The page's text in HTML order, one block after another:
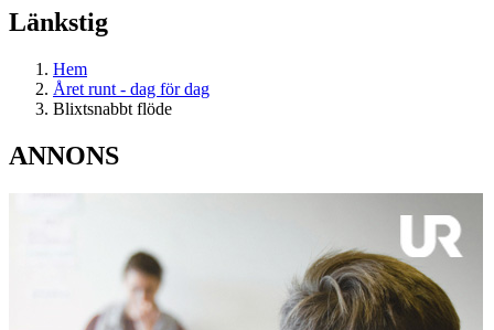
Länkstig
Hem
Året runt - dag för dag
Blixtsnabbt flöde
ANNONS